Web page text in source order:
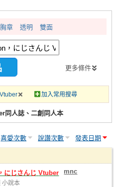
章 透明 雙面
更多條件
加入常用搜尋
同人誌、二創同人本
喜愛次數 說讚次數 發表日期
にじさんじ Vtuber mnc
小說本